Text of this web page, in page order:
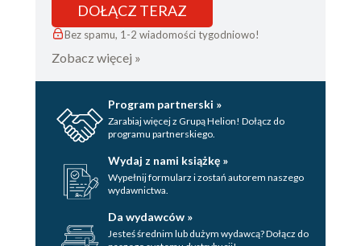
DOŁĄCZ TERAZ
Bez spamu, 1-2 wiadomości tygodniowo!
Zobacz więcej »
Program partnerski »
Zarabiaj więcej z Grupą Helion! Dołącz do
programu partnerskiego.
Wydaj z nami książkę »
Wypełnij formularz i zostań autorem naszego
wydawnictwa.
Da wydawców »
Jesteś średnim lub dużym wydawcą? Dołącz do